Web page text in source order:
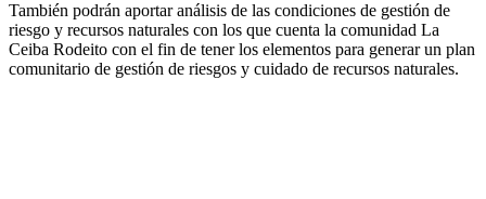
También podrán aportar análisis de las condiciones de gestión de
riesgo y recursos naturales con los que cuenta la comunidad La
Ceiba Rodeito con el fin de tener los elementos para generar un plan
comunitario de gestión de riesgos y cuidado de recursos naturales.